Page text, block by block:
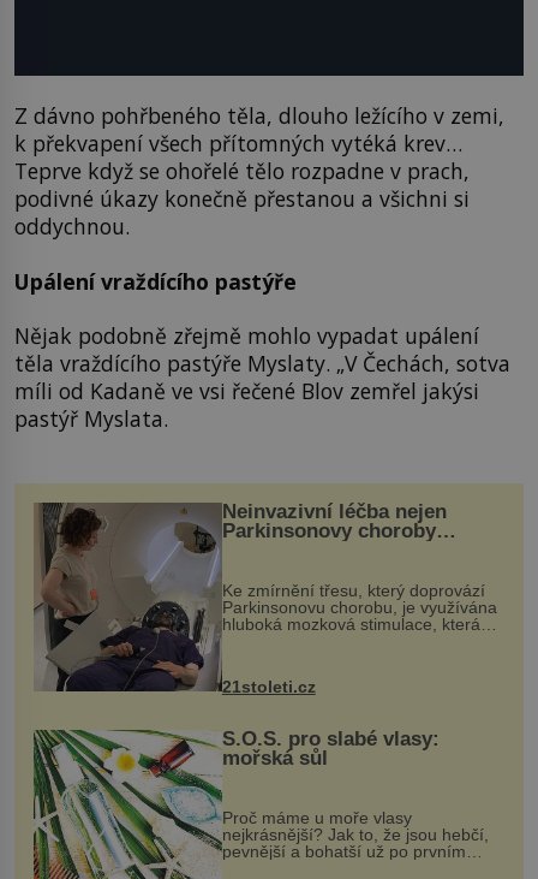
Z dávno pohřbeného těla, dlouho ležícího v zemi,
k překvapení všech přítomných vytéká krev…
Teprve když se ohořelé tělo rozpadne v prach,
podivné úkazy konečně přestanou a všichni si
oddychnou.
Upálení vraždícího pastýře
Nějak podobně zřejmě mohlo vypadat upálení
těla vraždícího pastýře Myslaty. „V Čechách, sotva
míli od Kadaně ve vsi řečené Blov zemřel jakýsi
pastýř Myslata.
Neinvazivní léčba nejen
Parkinsonovy choroby
Ke zmírnění třesu, který doprovází
Parkinsonovu chorobu, je využívána
hluboká mozková stimulace, která
však vyžaduje vysoce invazivní
zákrok. Ultrazvuk zase není vhodný
k dostatečně přesnému zacílení ...
21stoleti.cz
S.O.S. pro slabé vlasy:
mořská sůl
Proč máme u moře vlasy
nejkrásnější? Jak to, že jsou hebčí,
pevnější a bohatší už po prvním